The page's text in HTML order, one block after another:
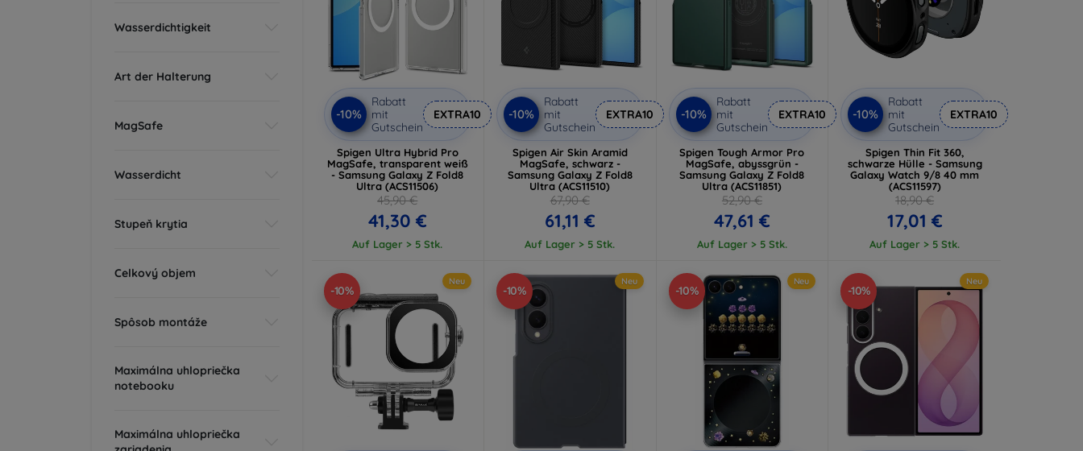
Wasserdichtigkeit
Art der Halterung
MagSafe
Wasserdicht
Stupeň krytia
Celkový objem
Spôsob montáže
Maximálna uhlopriečka
notebooku
Maximálna uhlopriečka
-10%
Rabatt
mit
Gutschein
EXTRA10
Spigen Ultra Hybrid Pro
MagSafe, transparent weiß
- Samsung Galaxy Z Fold8
Ultra (ACS11506)
45,90 €
41,30 €
Auf Lager > 5 Stk.
-10%
Rabatt
mit
Gutschein
EXTRA10
Spigen Air Skin Aramid
MagSafe, schwarz -
Samsung Galaxy Z Fold8
Ultra (ACS11510)
67,90 €
61,11 €
Auf Lager > 5 Stk.
-10%
Rabatt
mit
Gutschein
EXTRA10
Spigen Tough Armor Pro
MagSafe, abyssgrün -
Samsung Galaxy Z Fold8
Ultra (ACS11851)
52,90 €
47,61 €
Auf Lager > 5 Stk.
-10%
Rabatt
mit
Gutschein
EXTRA10
Spigen Thin Fit 360,
schwarze Hülle - Samsung
Galaxy Watch 9/8 40 mm
(ACS11597)
18,90 €
17,01 €
Auf Lager > 5 Stk.
-10%
Neu
-10%
Neu
-10%
Neu
-10%
Neu